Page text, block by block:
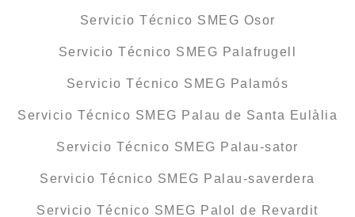
Servicio Técnico SMEG Osor
Servicio Técnico SMEG Palafrugell
Servicio Técnico SMEG Palamós
Servicio Técnico SMEG Palau de Santa Eulàlia
Servicio Técnico SMEG Palau-sator
Servicio Técnico SMEG Palau-saverdera
Servicio Técnico SMEG Palol de Revardit